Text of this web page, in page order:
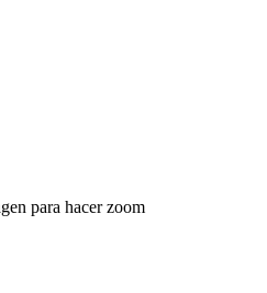
para hacer zoom